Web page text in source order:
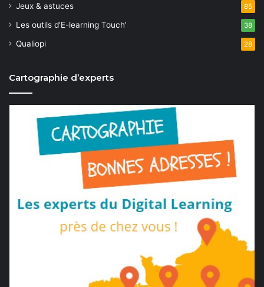
Jeux & astuces 85
Les outils d'E-learning Touch' 38
Qualiopi 28
Cartographie d’experts